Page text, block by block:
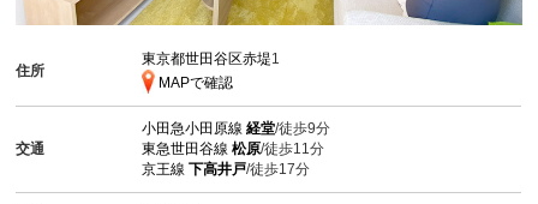
住所
東京都世田谷区赤堤1
MAPで確認
交通
小田急小田原線経堂/徒歩9分
東急世田谷線松原/徒歩11分
京王線下高井戸/徒歩17分